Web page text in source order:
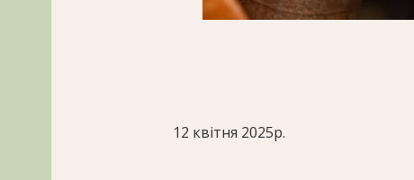
12 квітня 2025р.